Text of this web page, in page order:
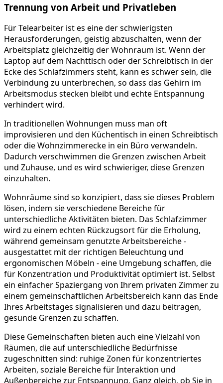
Trennung von Arbeit und Privatleben
Für Telearbeiter ist es eine der schwierigsten
Herausforderungen, geistig abzuschalten, wenn der
Arbeitsplatz gleichzeitig der Wohnraum ist. Wenn der
Laptop auf dem Nachttisch oder der Schreibtisch in der
Ecke des Schlafzimmers steht, kann es schwer sein, die
Verbindung zu unterbrechen, so dass das Gehirn im
Arbeitsmodus stecken bleibt und echte Entspannung
verhindert wird.
In traditionellen Wohnungen muss man oft
improvisieren und den Küchentisch in einen Schreibtisch
oder die Wohnzimmerecke in ein Büro verwandeln.
Dadurch verschwimmen die Grenzen zwischen Arbeit
und Zuhause, und es wird schwieriger, diese Grenzen
einzuhalten.
Wohnräume sind so konzipiert, dass sie dieses Problem
lösen, indem sie verschiedene Bereiche für
unterschiedliche Aktivitäten bieten. Das Schlafzimmer
wird zu einem echten Rückzugsort für die Erholung,
während gemeinsam genutzte Arbeitsbereiche -
ausgestattet mit der richtigen Beleuchtung und
ergonomischen Möbeln - eine Umgebung schaffen, die
für Konzentration und Produktivität optimiert ist. Selbst
ein einfacher Spaziergang von Ihrem privaten Zimmer zu
einem gemeinschaftlichen Arbeitsbereich kann das Ende
Ihres Arbeitstages signalisieren und dazu beitragen,
gesunde Grenzen zu schaffen.
Diese Gemeinschaften bieten auch eine Vielzahl von
Räumen, die auf unterschiedliche Bedürfnisse
zugeschnitten sind: ruhige Zonen für konzentriertes
Arbeiten, soziale Bereiche für Interaktion und
Außenbereiche zur Entspannung. Ganz gleich, ob Sie in